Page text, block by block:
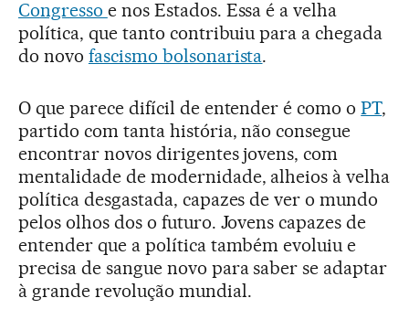
Congresso e nos Estados. Essa é a velha
política, que tanto contribuiu para a chegada
do novo fascismo bolsonarista.
O que parece difícil de entender é como oPT,
partido com tanta história, não consegue
encontrar novos dirigentes jovens, com
mentalidade de modernidade, alheios à velha
política desgastada, capazes de ver o mundo
pelos olhos dos o futuro. Jovens capazes de
entender que a política também evoluiu e
precisa de sangue novo para saber se adaptar
à grande revolução mundial.